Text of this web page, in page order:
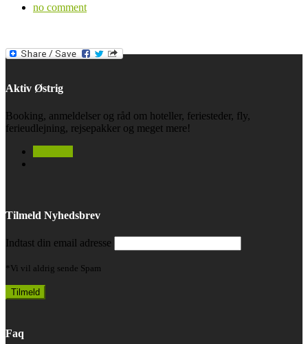
no comment
Aktiv Østrig
Booking, anmeldelser og råd om hoteller, feriesteder, fly,
ferieudlejning, rejsepakker og meget mere!
Tilmeld Nyhedsbrev
Indtast din email adresse
*Vi vil aldrig sende Spam
Faq